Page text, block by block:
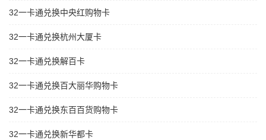
32一卡通兑换中央红购物卡
32一卡通兑换杭州大厦卡
32一卡通兑换解百卡
32一卡通兑换百大丽华购物卡
32一卡通兑换东百百货购物卡
32一卡通兑换新华都卡